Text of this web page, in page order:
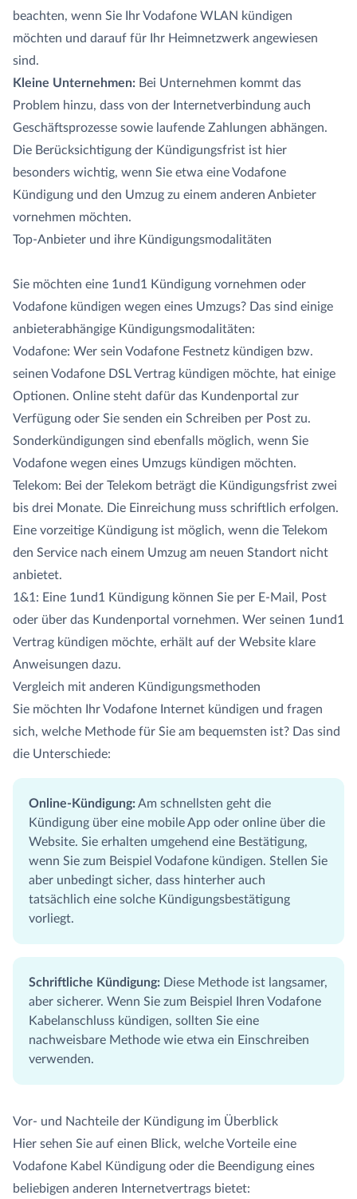
beachten, wenn Sie Ihr Vodafone WLAN kündigen
möchten und darauf für Ihr Heimnetzwerk angewiesen
sind.
Kleine Unternehmen: Bei Unternehmen kommt das
Problem hinzu, dass von der Internetverbindung auch
Geschäftsprozesse sowie laufende Zahlungen abhängen.
Die Berücksichtigung der Kündigungsfrist ist hier
besonders wichtig, wenn Sie etwa eine Vodafone
Kündigung und den Umzug zu einem anderen Anbieter
vornehmen möchten.
Top-Anbieter und ihre Kündigungsmodalitäten
Sie möchten eine 1und1 Kündigung vornehmen oder
Vodafone kündigen wegen eines Umzugs? Das sind einige
anbieterabhängige Kündigungsmodalitäten:
Vodafone: Wer sein Vodafone Festnetz kündigen bzw.
seinen Vodafone DSL Vertrag kündigen möchte, hat einige
Optionen. Online steht dafür das Kundenportal zur
Verfügung oder Sie senden ein Schreiben per Post zu.
Sonderkündigungen sind ebenfalls möglich, wenn Sie
Vodafone wegen eines Umzugs kündigen möchten.
Telekom: Bei der Telekom beträgt die Kündigungsfrist zwei
bis drei Monate. Die Einreichung muss schriftlich erfolgen.
Eine vorzeitige Kündigung ist möglich, wenn die Telekom
den Service nach einem Umzug am neuen Standort nicht
anbietet.
1&1: Eine 1und1 Kündigung können Sie per E-Mail, Post
oder über das Kundenportal vornehmen. Wer seinen 1und1
Vertrag kündigen möchte, erhält auf der Website klare
Anweisungen dazu.
Vergleich mit anderen Kündigungsmethoden
Sie möchten Ihr Vodafone Internet kündigen und fragen
sich, welche Methode für Sie am bequemsten ist? Das sind
die Unterschiede:
Online-Kündigung:Am schnellsten geht die
Kündigung über eine mobile App oder online über die
Website. Sie erhalten umgehend eine Bestätigung,
wenn Sie zum Beispiel Vodafone kündigen. Stellen Sie
aber unbedingt sicher, dass hinterher auch
tatsächlich eine solche Kündigungsbestätigung
vorliegt.
Schriftliche Kündigung: Diese Methode ist langsamer,
aber sicherer. Wenn Sie zum Beispiel Ihren Vodafone
Kabelanschluss kündigen, sollten Sie eine
nachweisbare Methode wie etwa ein Einschreiben
verwenden.
Vor- und Nachteile der Kündigung im Überblick
Hier sehen Sie auf einen Blick, welche Vorteile eine
Vodafone Kabel Kündigung oder die Beendigung eines
beliebigen anderen Internetvertrags bietet: